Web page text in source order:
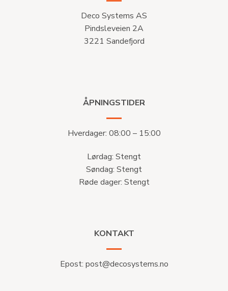
Deco Systems AS
Pindsleveien 2A
3221 Sandefjord
ÅPNINGSTIDER
Hverdager: 08:00 – 15:00
Lørdag: Stengt
Søndag: Stengt
Røde dager: Stengt
KONTAKT
Epost: post@decosystems.no